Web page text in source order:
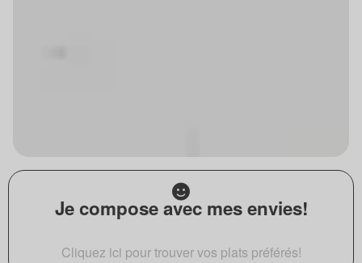
Je compose avec mes envies!
Cliquez ici pour trouver vos plats préférés!